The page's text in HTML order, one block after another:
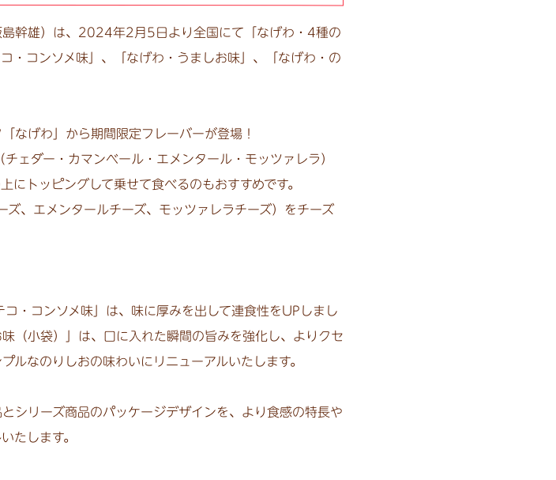
幹雄）は、2024年2月5日より全国にて「なげわ・4種の
・コンソメ味」、「なげわ・うましお味」、「なげわ・の
なげわ」から期間限定フレーバーが登場！
ェダー・カマンベール・エメンタール・モッツァレラ）
にトッピングして乗せて食べるのもおすすめです。
、エメンタールチーズ、モッツァレラチーズ）をチーズ
・コンソメ味」は、味に厚みを出して連食性をUPしまし
（小袋）」は、口に入れた瞬間の旨みを強化し、よりクセ
ルなのりしおの味わいにリニューアルいたします。
シリーズ商品のパッケージデザインを、より食感の特長や
たします。